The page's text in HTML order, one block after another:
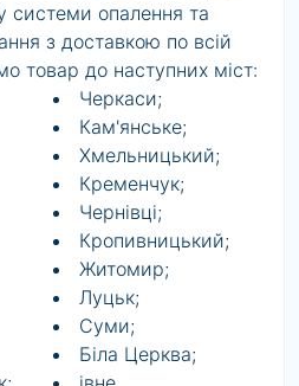
системи опалення та
з доставкою по всій
товар до наступних міст:
Черкаси;
Кам'янське;
Хмельницький;
Кременчук;
Чернівці;
Кропивницький;
Житомир;
Луцьк;
Суми;
Біла Церква;